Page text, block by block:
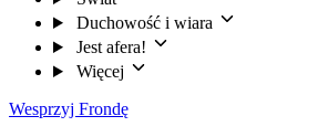
Duchowość i wiara
Jest afera!
Więcej
Wesprzyj Frondę